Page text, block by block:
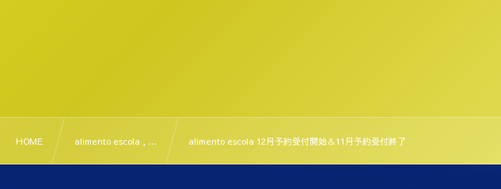
HOME alimento escola , … alimento escola 12月予約受付開始＆11月予約受付終了